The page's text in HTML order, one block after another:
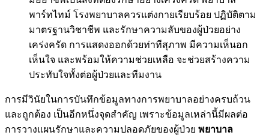
พาร์ทไทม์ โรงพยาบาลควรแต่งกายเรียบร้อย ปฏิบัติตาม
มาตรฐานวิชาชีพ และรักษาความลับของผู้ป่วยอย่าง
เคร่งครัด การแสดงออกด้วยท่าทีสุภาพ มีความเห็นอก
เห็นใจ และพร้อมให้ความช่วยเหลือ จะช่วยสร้างความ
ประทับใจทั้งต่อผู้ป่วยและทีมงาน
การมีวินัยในการบันทึกข้อมูลทางการพยาบาลอย่างครบถ้วน
และถูกต้อง เป็นอีกหนึ่งจุดสำคัญ เพราะข้อมูลเหล่านี้มีผลต่อ
การวางแผนรักษาและความปลอดภัยของผู้ป่วย พยาบาล